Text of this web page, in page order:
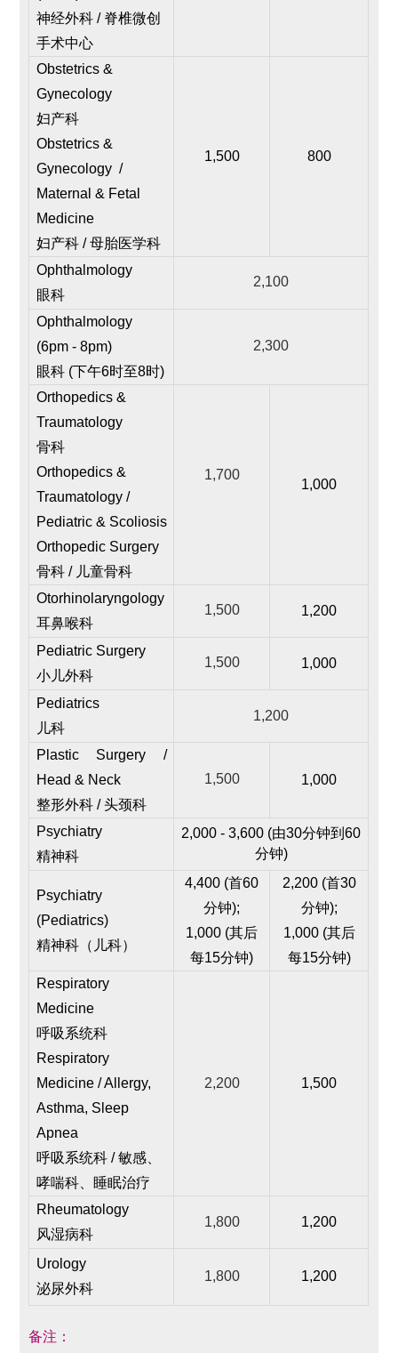
神经外科 / 脊椎微创
手术中心
Obstetrics &
Gynecology
妇产科
Obstetrics &
Gynecology /
Maternal & Fetal
Medicine
妇产科 / 母胎医学科
1,500 800
Ophthalmology
眼科
2,100
Ophthalmology
(6pm - 8pm)
眼科 (下午6时至8时)
2,300
Orthopedics &
Traumatology
骨科
Orthopedics &
Traumatology /
Pediatric & Scoliosis
Orthopedic Surgery
骨科 / 儿童骨科
1,700
1,000
Otorhinolaryngology
耳鼻喉科
1,500 1,200
Pediatric Surgery
小儿外科
1,500 1,000
Pediatrics
儿科
1,200
Plastic Surgery /
Head & Neck
整形外科 / 头颈科
1,500 1,000
Psychiatry
精神科
2,000 - 3,600 (由30分钟到60
分钟)
Psychiatry
(Pediatrics)
精神科（儿科）
4,400 (首60
分钟);
1,000 (其后
每15分钟)
2,200 (首30
分钟);
1,000 (其后
每15分钟)
Respiratory
Medicine
呼吸系统科
Respiratory
Medicine / Allergy,
Asthma, Sleep
Apnea
呼吸系统科 / 敏感、
哮喘科、睡眠治疗
2,200 1,500
Rheumatology
风湿病科
1,800 1,200
Urology
泌尿外科
1,800 1,200
备注 ：